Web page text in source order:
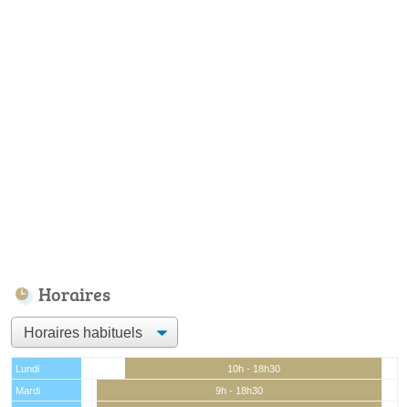
Horaires
Lundi
10h - 18h30
Mardi
9h - 18h30